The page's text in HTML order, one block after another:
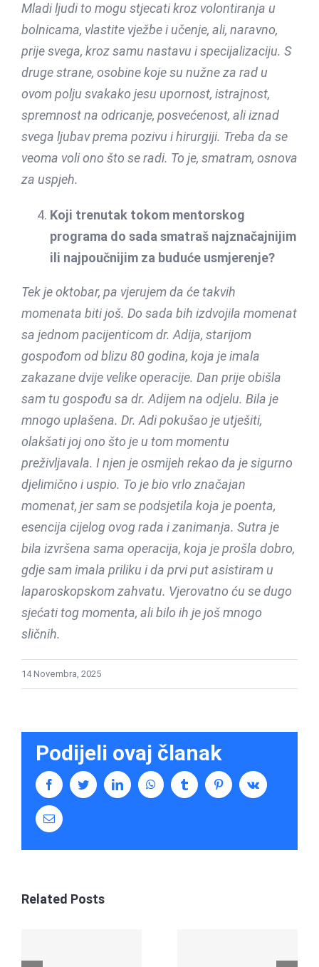
Mladi ljudi to mogu stjecati kroz volontiranja u
bolnicama, vlastite vježbe i učenje, ali, naravno,
prije svega, kroz samu nastavu i specijalizaciju. S
druge strane, osobine koje su nužne za rad u
ovom polju svakako jesu upornost, istrajnost,
spremnost na odricanje, posvećenost, ali iznad
svega ljubav prema pozivu i hirurgiji. Treba da se
veoma voli ono što se radi. To je, smatram, osnova
za uspjeh.
Koji trenutak tokom mentorskog
programa do sada smatraš najznačajnijim
ili najpoučnijim za buduće usmjerenje?
Tek je oktobar, pa vjerujem da će takvih
momenata biti još. Do sada bih izdvojila momenat
sa jednom pacijenticom dr. Adija, starijom
gospođom od blizu 80 godina, koja je imala
zakazane dvije velike operacije. Dan prije obišla
sam tu gospođu sa dr. Adijem na odjelu. Bila je
mnogo uplašena. Dr. Adi pokušao je utješiti,
olakšati joj ono što je u tom momentu
preživljavala. I njen je osmijeh rekao da je sigurno
djelimično i uspio. To je bio vrlo značajan
momenat, jer sam se podsjetila koja je poenta,
esencija cijelog ovog rada i zanimanja. Sutra je
bila izvršena sama operacija, koja je prošla dobro,
gdje sam imala priliku i da prvi put asistiram u
laparoskopskom zahvatu. Vjerovatno ću se dugo
sjećati tog momenta, ali bilo ih je još mnogo
sličnih.
14 Novembra, 2025
Podijeli ovaj članak
FacebookTwitterLinkedInWhatsAppTumblr PinterestVk
Email
Related Posts